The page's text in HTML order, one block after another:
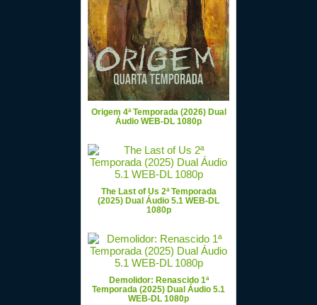
Origem 4ª Temporada (2026) Dual
Áudio WEB-DL 1080p
The Last of Us 2ª Temporada
(2025) Dual Áudio 5.1 WEB-DL
1080p
Demolidor: Renascido 1ª
Temporada (2025) Dual Áudio 5.1
WEB-DL 1080p